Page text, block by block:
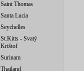
Saint Thomas
Santa Lucia
Seychelles
St.Kitts - Svatý
Krištof
Surinam
Thailand